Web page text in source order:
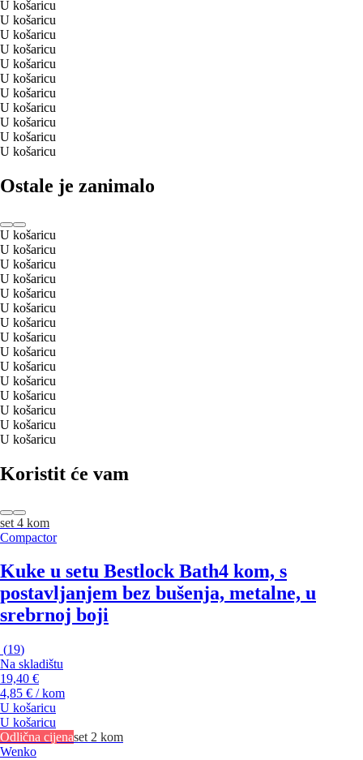
U košaricu
U košaricu
U košaricu
U košaricu
U košaricu
U košaricu
U košaricu
U košaricu
U košaricu
U košaricu
U košaricu
Ostale je zanimalo
U košaricu
U košaricu
U košaricu
U košaricu
U košaricu
U košaricu
U košaricu
U košaricu
U košaricu
U košaricu
U košaricu
U košaricu
U košaricu
U košaricu
U košaricu
Koristit će vam
set 4 kom
Compactor
Kuke u setu Bestlock Bath4 kom, s
postavljanjem bez bušenja, metalne, u
srebrnoj boji
(19)
Na skladištu
19,40 €
4,85 € / kom
U košaricu
U košaricu
Odlična cijenaset 2 kom
Wenko